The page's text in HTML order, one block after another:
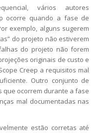
vários autores
ocorre quando a fase de
exemplo, alguns sugerem
do projeto não estiverem
do projeto não forem
originais de custo e
Creep a requisitos mal
Outro conjunto de
que ocorrem durante a fase
mal documentadas nas
estão corretas até